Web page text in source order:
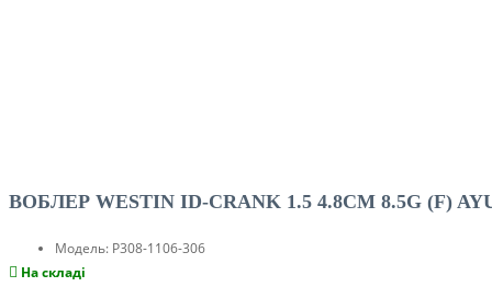
ВОБЛЕР WESTIN ID-CRANK 1.5 4.8CM 8.5G (F)
Модель: P308-1106-306
На складі